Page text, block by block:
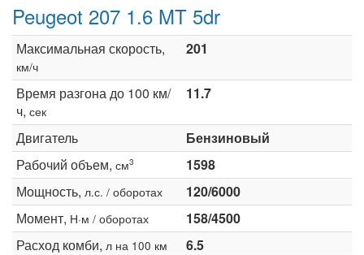
Peugeot 207 1.6 MT 5dr
Максимальная скорость,
км/ч
201
Время разгона до 100 км/
ч, сек
11.7
Двигатель
Бензиновый
Рабочий объем, см3
1598
Мощность, л.с. / оборотах
120/6000
Момент, Н·м / оборотах
158/4500
Расход комби, л на 100 км
6.5